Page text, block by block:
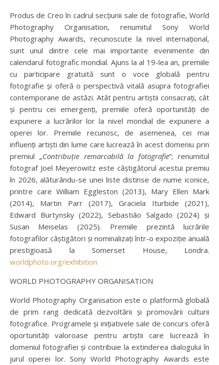
Produs de Creo în cadrul secțiunii sale de fotografie, World
Photography Organisation, renumitul Sony World
Photography Awards, recunoscute la nivel internațional,
sunt unul dintre cele mai importante evenimente din
calendarul fotografic mondial. Ajuns la al 19-lea an, premiile
cu participare gratuită sunt o voce globală pentru
fotografie și oferă o perspectivă vitală asupra fotografiei
contemporane de astăzi. Atât pentru artiștii consacrați, cât
și pentru cei emergenți, premiile oferă oportunități de
expunere a lucrărilor lor la nivel mondial de expunere a
operei lor. Premiile recunosc, de asemenea, cei mai
influenți artiști din lume care lucrează în acest domeniu prin
premiul „Contribuție remarcabilă la fotografie”; renumitul
fotograf Joel Meyerowitz este câștigătorul acestui premiu
în 2026, alăturându-se unei liste distinse de nume iconice,
printre care William Eggleston (2013), Mary Ellen Mark
(2014), Martin Parr (2017), Graciela Iturbide (2021),
Edward Burtynsky (2022), Sebastião Salgado (2024) și
Susan Meiselas (2025). Premiile prezintă lucrările
fotografilor câștigători și nominalizați într-o expoziție anuală
prestigioasă la Somerset House, Londra.
worldphoto.org/exhibition
WORLD PHOTOGRAPHY ORGANISATION
World Photography Organisation este o platformă globală
de prim rang dedicată dezvoltării și promovării culturii
fotografice. Programele și inițiativele sale de concurs oferă
oportunități valoroase pentru artiștii care lucrează în
domeniul fotografiei și contribuie la extinderea dialogului în
jurul operei lor. Sony World Photography Awards este